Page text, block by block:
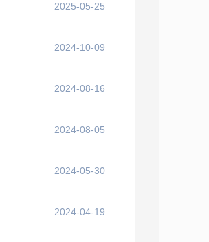
2025-05-25
2024-10-09
2024-08-16
2024-08-05
2024-05-30
2024-04-19